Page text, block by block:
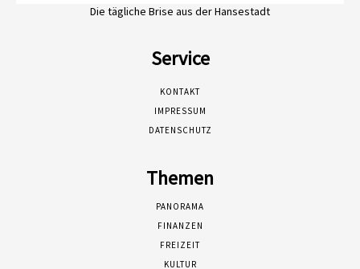
Die tägliche Brise aus der Hansestadt
Service
KONTAKT
IMPRESSUM
DATENSCHUTZ
Themen
PANORAMA
FINANZEN
FREIZEIT
KULTUR